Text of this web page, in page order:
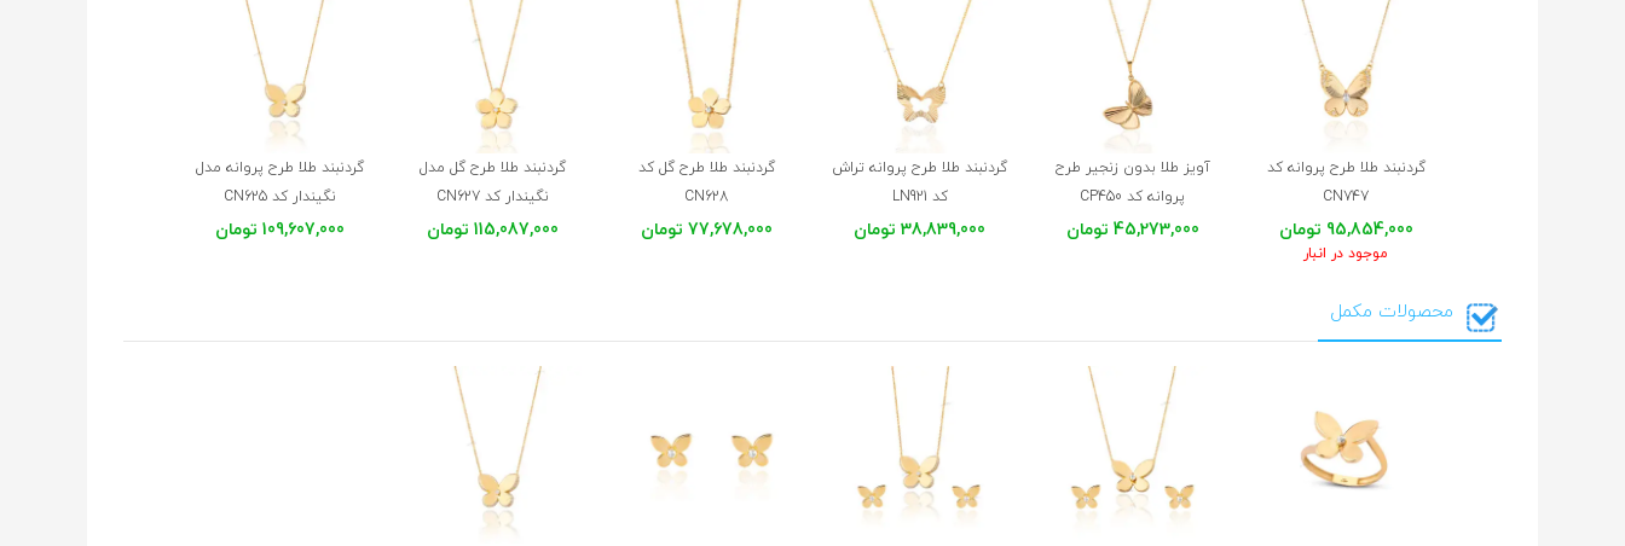
گردنبند طلا طرح پروانه کد
CN747
95,854,000 تومان
موجود در انبار
آویز طلا بدون زنجیر طرح
پروانه کد CP450
45,273,000 تومان
گردنبند طلا طرح پروانه تراش
کد LN921
38,839,000 تومان
گردنبند طلا طرح گل کد
CN628
77,678,000 تومان
گردنبند طلا طرح گل مدل
نگیندار کد CN627
115,087,000 تومان
گردنبند طلا طرح پروانه مدل
نگیندار کد CN625
109,607,000 تومان
محصولات مکمل